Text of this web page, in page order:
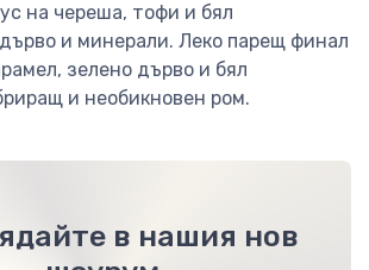
на череша, тофи и бял
и минерали. Леко парещ финал
зелено дърво и бял
и необикновен ром.
в нашия нов